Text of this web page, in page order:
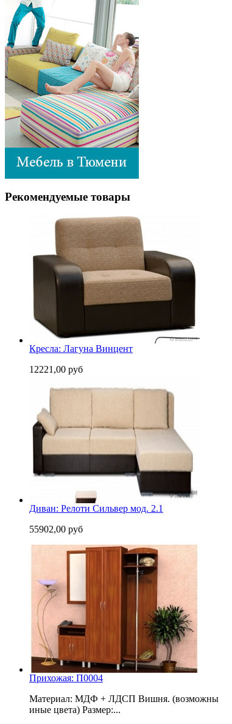
Рекомендуемые товары
Кресла: Лагуна Винцент
12221,00 руб
Диван: Релоти Сильвер мод. 2.1
55902,00 руб
Прихожая: П0004
Материал: МДФ + ЛДСП Вишня. (возможны
иные цвета) Размер:...